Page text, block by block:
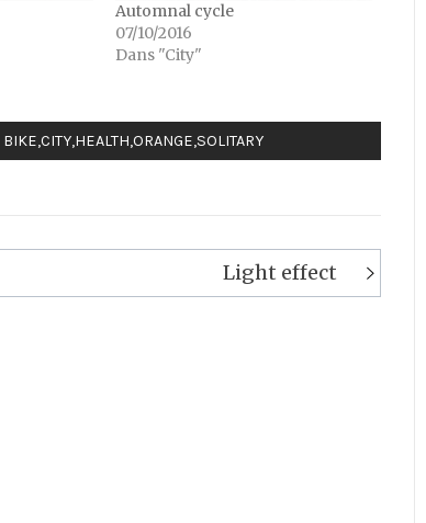
Automnal cycle
07/10/2016
Dans "City"
BIKE,CITY,HEALTH,ORANGE,SOLITARY
Light effect